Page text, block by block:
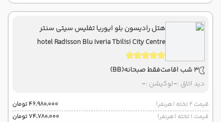
هتل رادیسون بلو ایوریا تفلیس سیتی سنتر
hotel Radisson Blu Iveria Tbilisi City Centre
3 شب اقامت فقط صبحانه(BB)
دید اتاق :-لوکیشن :-
قیمت 2 تخته (هرنفر)
۴۶٬۹۸۰٬۰۰۰ تومان
قیمت 1 تخته (هرنفر)
۷۴٬۷۸۰٬۰۰۰ تومان